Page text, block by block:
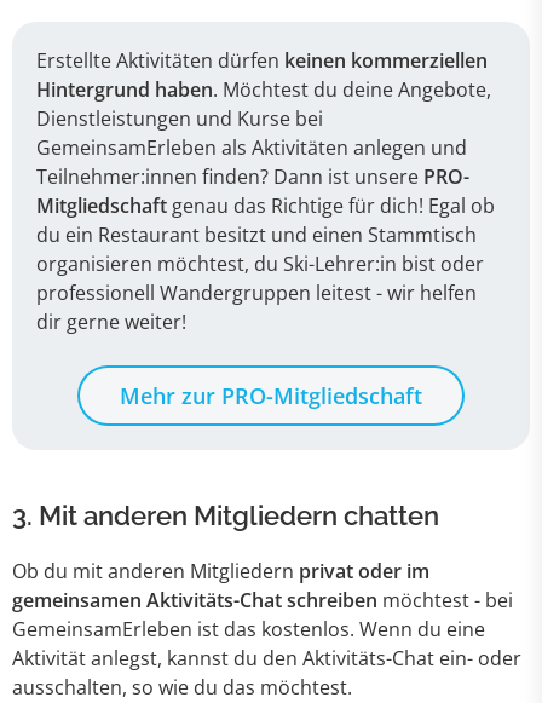
Erstellte Aktivitäten dürfen keinen kommerziellen
Hintergrund haben. Möchtest du deine Angebote,
Dienstleistungen und Kurse bei
GemeinsamErleben als Aktivitäten anlegen und
Teilnehmer:innen finden? Dann ist unsere PRO-
Mitgliedschaft genau das Richtige für dich! Egal ob
du ein Restaurant besitzt und einen Stammtisch
organisieren möchtest, du Ski-Lehrer:in bist oder
professionell Wandergruppen leitest - wir helfen
dir gerne weiter!
Mehr zur PRO-Mitgliedschaft
3. Mit anderen Mitgliedern chatten
Ob du mit anderen Mitgliedern privat oder im
gemeinsamen Aktivitäts-Chat schreiben möchtest - bei
GemeinsamErleben ist das kostenlos. Wenn du eine
Aktivität anlegst, kannst du den Aktivitäts-Chat ein- oder
ausschalten, so wie du das möchtest.